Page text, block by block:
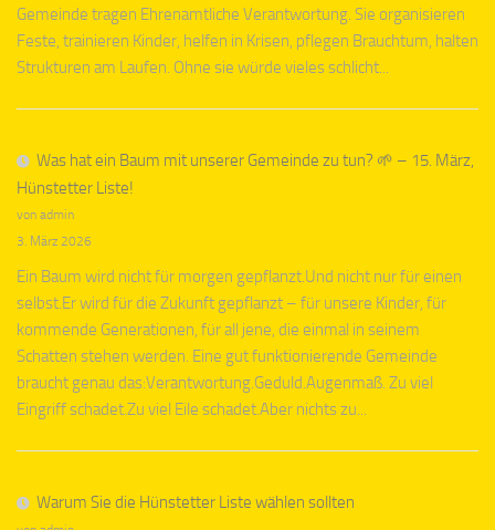
Gemeinde tragen Ehrenamtliche Verantwortung. Sie organisieren
Feste, trainieren Kinder, helfen in Krisen, pflegen Brauchtum, halten
Strukturen am Laufen. Ohne sie würde vieles schlicht...
Was hat ein Baum mit unserer Gemeinde zu tun? 🌱 – 15. März,
Hünstetter Liste!
von admin
3. März 2026
Ein Baum wird nicht für morgen gepflanzt.Und nicht nur für einen
selbst.Er wird für die Zukunft gepflanzt – für unsere Kinder, für
kommende Generationen, für all jene, die einmal in seinem
Schatten stehen werden. Eine gut funktionierende Gemeinde
braucht genau das:Verantwortung.Geduld.Augenmaß. Zu viel
Eingriff schadet.Zu viel Eile schadet.Aber nichts zu...
Warum Sie die Hünstetter Liste wählen sollten